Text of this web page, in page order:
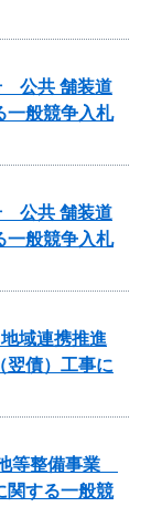
公共 舗装道
一般競争入札
公共 舗装道
一般競争入札
域連携推進
翌債）工事に
等整備事業
する一般競